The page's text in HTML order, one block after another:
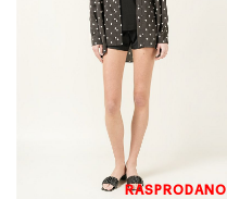
RASPRODANO